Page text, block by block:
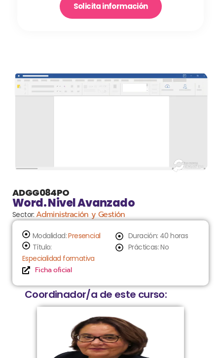
Solicita información
ADGG084PO
Word. Nivel Avanzado
Sector:Administración y Gestión
Modalidad:Presencial
Título:
Especialidad formativa
Ficha oficial
Duración: 40 horas
Prácticas: No
Coordinador/a de este curso: